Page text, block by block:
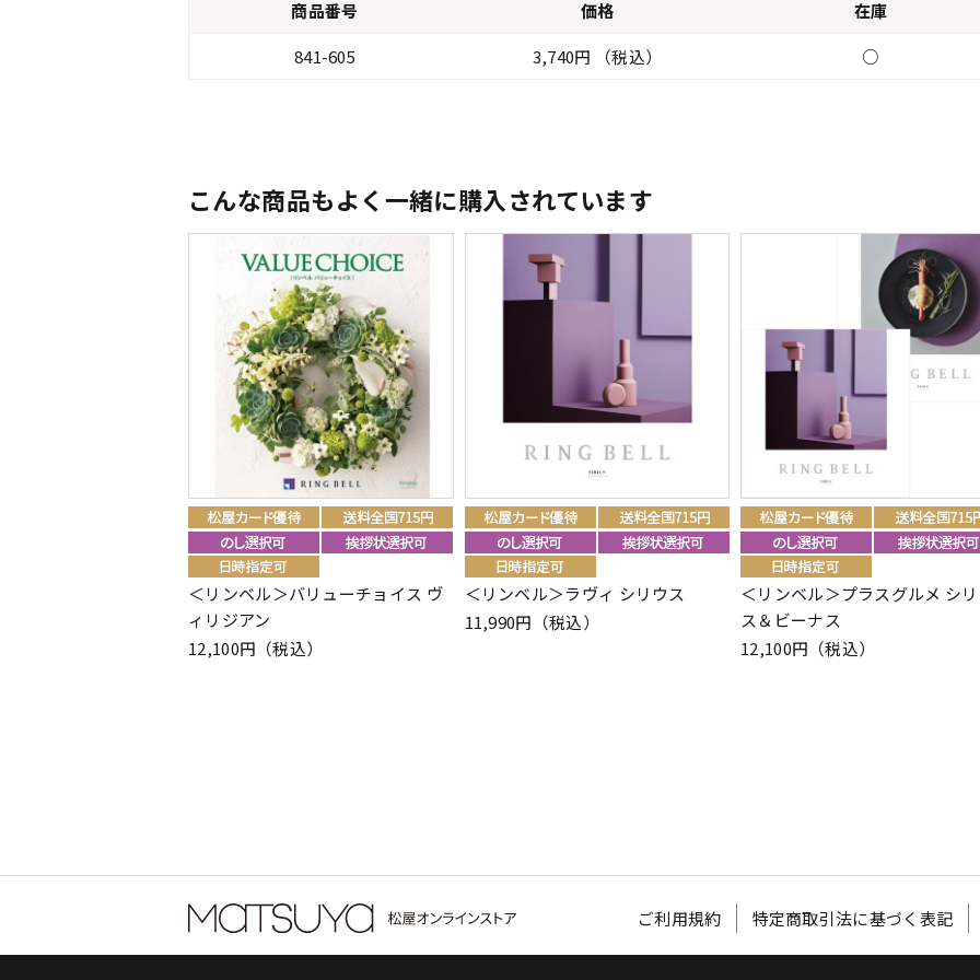
商品番号 価格
在庫
841-605
3,740円 （税込） ○
こんな商品もよく一緒に購入されています
＜リンベル＞バリューチョイス ヴ
ィリジアン
12,100円（税込）
＜リンベル＞ラヴィ シリウス
11,990円（税込）
＜リンベル＞プラスグルメ シ
ス＆ビーナス
12,100円（税込）
ご利用規約 特定商取引法に基づく表記